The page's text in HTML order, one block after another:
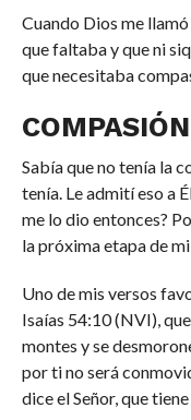
Cuando Dios me
que faltaba y que ni
que necesitaba
Sabía que no tenía la
tenía. Le admití eso a
me lo dio entonces?
la próxima etapa de
Uno de mis versos
Isaías 54:10 (NVI),
montes y se
por ti no será
dice el Señor, que